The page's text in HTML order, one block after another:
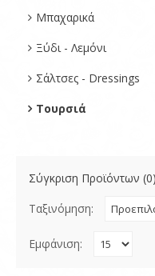
Μπαχαρικά
Ξύδι - Λεμόνι
Σάλτσες - Dressings
Τουρσιά
Σύγκριση Προϊόντων (0)
Ταξινόμηση:
Εμφάνιση: